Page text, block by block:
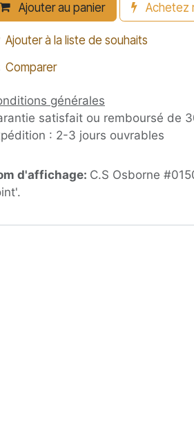
Ajouter au panier Achetez
Ajouter à la liste de souhaits
Comparer
générales
satisfait ou remboursé de
: 2-3 jours ouvrables
d'affichage: C.S Osborne